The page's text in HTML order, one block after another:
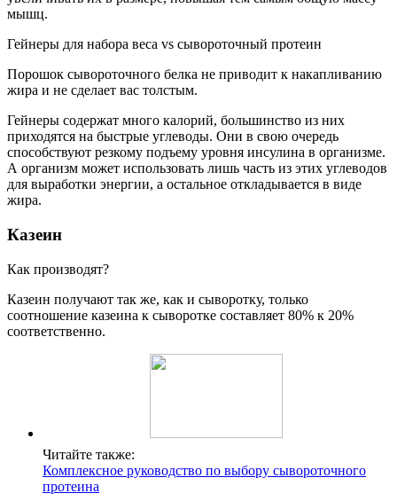
мышц.
Гейнеры для набора веса vs сывороточный протеин
Порошок сывороточного белка не приводит к накапливанию
жира и не сделает вас толстым.
Гейнеры содержат много калорий, большинство из них
приходятся на быстрые углеводы. Они в свою очередь
способствуют резкому подъему уровня инсулина в организме.
А организм может использовать лишь часть из этих углеводов
для выработки энергии, а остальное откладывается в виде
жира.
Казеин
Как производят?
Казеин получают так же, как и сыворотку, только
соотношение казеина к сыворотке составляет 80% к 20%
соответственно.
Читайте также:
Комплексное руководство по выбору сывороточного
протеина